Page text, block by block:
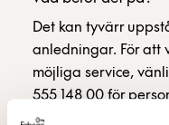
Det kan tyvärr
anledningar. För att
möjliga service,
555 148 00 för